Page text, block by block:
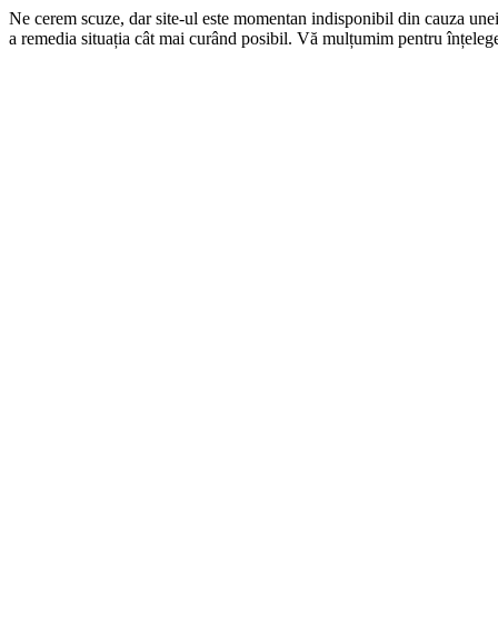
Ne cerem scuze, dar site-ul este momentan indisponibil din cauza
a remedia situația cât mai curând posibil. Vă mulțumim pentru